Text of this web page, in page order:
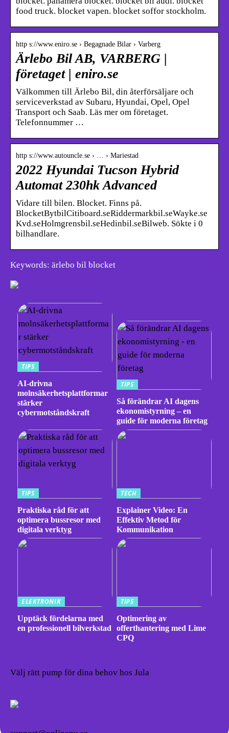
food truck. blocket vapen. blocket soffor stockholm.
http s://www.eniro.se › Begagnade Bilar › Varberg
Ärlebo Bil AB, VARBERG |
företaget | eniro.se
Välkommen till Ärlebo Bil, din återförsäljare och
serviceverkstad av Subaru, Hyundai, Opel, Opel
Transport och Saab. Läs mer om företaget.
Telefonnummer …
http s://www.autouncle.se › … › Mariestad
2022 Hyundai Tucson Hybrid
Automat 230hk Advanced
Vidare till bilen. Blocket. Finns på.
BlocketBytbilCitiboard.seRiddermarkbil.seWayke.se
Kvd.seHolmgrensbil.seHedinbil.seBilweb. Sökte i 0
bilhandlare.
Keywords: ärlebo bil blocket
TIPS
AI-drivna
molnsäkerhetsplattformar
stärker
cybermotståndskraft
TIPS
Så förändrar AI dagens
ekonomistyrning – en
guide för moderna företag
TIPS
Praktiska råd för att
optimera bussresor med
digitala verktyg
TECH
Explainer Video: En
Effektiv Metod för
Kommunikation
ELEKTRONIK
Upptäck fördelarna med
en professionell bilverkstad
TIPS
Optimering av
offerthantering med Lime
CPQ
Välj rätt pump för dina behov hos Jula